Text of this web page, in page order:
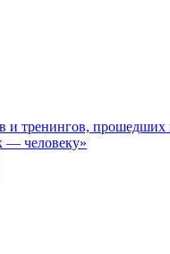
и тренингов, прошедших
— человеку»